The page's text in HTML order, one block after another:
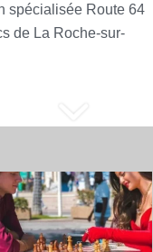
spécialisée Route 64
de La Roche-sur-